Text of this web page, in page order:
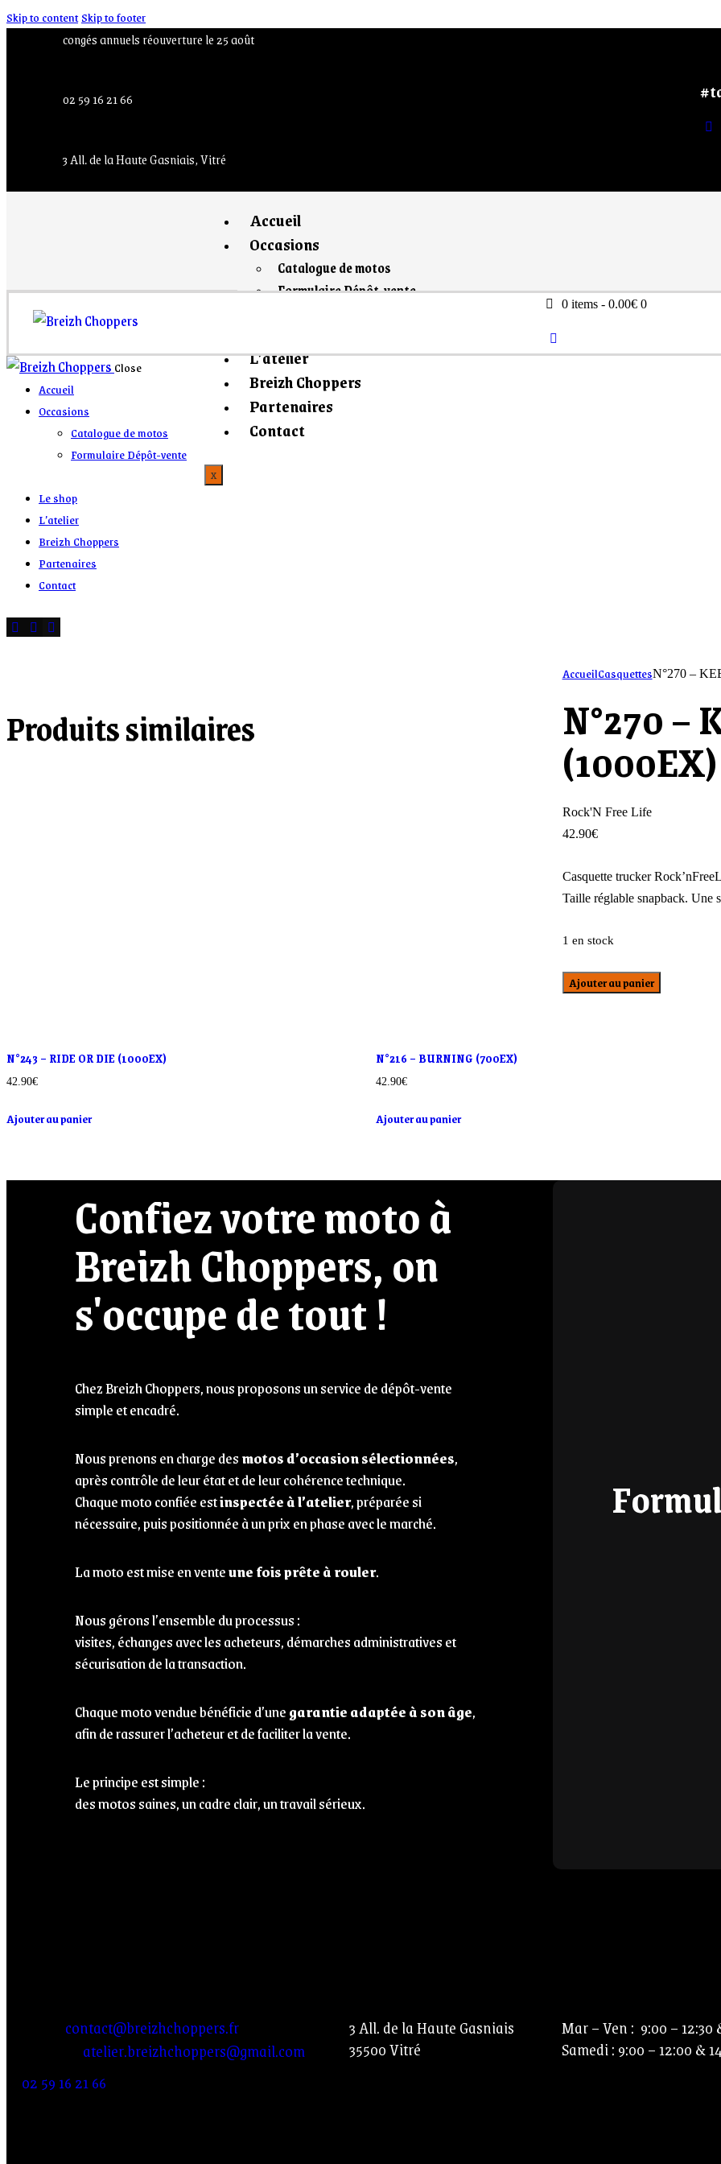
Skip to content Skip to footer
congés annuels réouverture le 25 août
02 59 16 21 66
3 All. de la Haute Gasniais, Vitré
Accueil
Occasions
Catalogue de motos
Formulaire Dépôt-vente
L’atelier
Breizh Choppers
Partenaires
Contact
X
0 items -0.00€ 0
Close
Accueil
Occasions
Catalogue de motos
Formulaire Dépôt-vente
Le shop
L’atelier
Breizh Choppers
Partenaires
Contact
AccueilCasquettesN°270 –
N°270 –
(1000EX)
Rock'N Free Life
42.90€
Casquette trucker
Taille réglable snapback. Une
1 en stock
Ajouter au panier
Produits similaires
N°243 – RIDE OR DIE (1000EX)
42.90€
Ajouter au panier
N°216 – BURNING (700EX)
42.90€
Ajouter au panier
Confiez votre moto à
Breizh Choppers, on
s'occupe de tout !
Chez Breizh Choppers, nous proposons un service de dépôt-vente
simple et encadré.
Nous prenons en charge desmotos d’occasion sélectionnées,
après contrôle de leur état et de leur cohérence technique.
Chaque moto confiée estinspectée à l’atelier, préparée si
nécessaire, puis positionnée à un prix en phase avec le marché.
La moto est mise en venteune fois prête à rouler.
Nous gérons l’ensemble du processus :
visites, échanges avec les acheteurs, démarches administratives et
sécurisation de la transaction.
Chaque moto vendue bénéficie d’unegarantie adaptée à son âge,
afin de rassurer l’acheteur et de faciliter la vente.
Le principe est simple :
des motos saines, un cadre clair, un travail sérieux.
contact@breizhchoppers.fr
atelier.breizhchoppers@gmail.com
02 59 16 21 66
3 All. de la Haute Gasniais
35500 Vitré
Mar – Ven : 9:00 – 12:30
Samedi : 9:00 – 12:00 &